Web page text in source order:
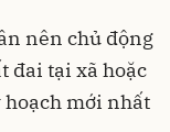
nên chủ động
đai tại xã hoặc
mới nhất